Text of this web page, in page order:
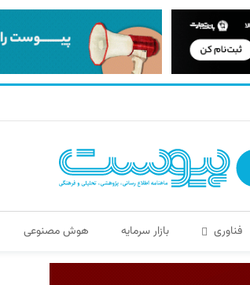
فناوری بازار سرمایه هوش مصنوعی